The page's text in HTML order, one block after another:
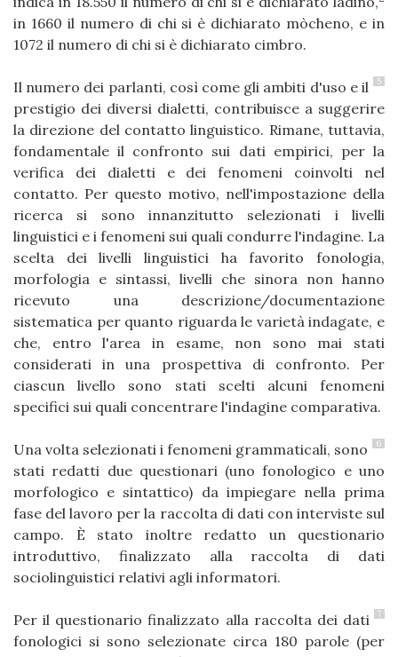
in 1660 il numero di chi si è dichiarato mòcheno, e in
1072 il numero di chi si è dichiarato cimbro.
5
Il numero dei parlanti, così come gli ambiti d'uso e il
prestigio dei diversi dialetti, contribuisce a suggerire
la direzione del contatto linguistico. Rimane, tuttavia,
fondamentale il confronto sui dati empirici, per la
verifica dei dialetti e dei fenomeni coinvolti nel
contatto. Per questo motivo, nell'impostazione della
ricerca si sono innanzitutto selezionati i livelli
linguistici e i fenomeni sui quali condurre l'indagine. La
scelta dei livelli linguistici ha favorito fonologia,
morfologia e sintassi, livelli che sinora non hanno
ricevuto una descrizione/documentazione
sistematica per quanto riguarda le varietà indagate, e
che, entro l'area in esame, non sono mai stati
considerati in una prospettiva di confronto. Per
ciascun livello sono stati scelti alcuni fenomeni
specifici sui quali concentrare l'indagine comparativa.
6
Una volta selezionati i fenomeni grammaticali, sono
stati redatti due questionari (uno fonologico e uno
morfologico e sintattico) da impiegare nella prima
fase del lavoro per la raccolta di dati con interviste sul
campo. È stato inoltre redatto un questionario
introduttivo, finalizzato alla raccolta di dati
sociolinguistici relativi agli informatori.
7
Per il questionario finalizzato alla raccolta dei dati
fonologici si sono selezionate circa 180 parole (per